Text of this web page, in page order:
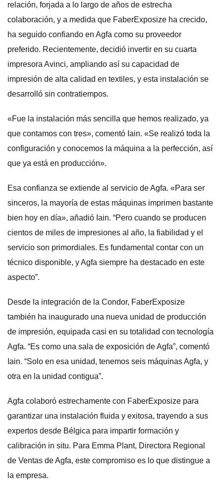
relación, forjada a lo largo de años de estrecha
colaboración, y a medida que FaberExposize ha crecido,
ha seguido confiando en Agfa como su proveedor
preferido. Recientemente, decidió invertir en su cuarta
impresora Avinci, ampliando así su capacidad de
impresión de alta calidad en textiles, y esta instalación se
desarrolló sin contratiempos.
«Fue la instalación más sencilla que hemos realizado, ya
que contamos con tres», comentó Iain. «Se realizó toda la
configuración y conocemos la máquina a la perfección, así
que ya está en producción».
Esa confianza se extiende al servicio de Agfa. «Para ser
sinceros, la mayoría de estas máquinas imprimen bastante
bien hoy en día», añadió Iain. “Pero cuando se producen
cientos de miles de impresiones al año, la fiabilidad y el
servicio son primordiales. Es fundamental contar con un
técnico disponible, y Agfa siempre ha destacado en este
aspecto”.
Desde la integración de la Condor, FaberExposize
también ha inaugurado una nueva unidad de producción
de impresión, equipada casi en su totalidad con tecnología
Agfa. “Es como una sala de exposición de Agfa”, comentó
Iain. “Solo en esa unidad, tenemos seis máquinas Agfa, y
otra en la unidad contigua”.
Agfa colaboró estrechamente con FaberExposize para
garantizar una instalación fluida y exitosa, trayendo a sus
expertos desde Bélgica para impartir formación y
calibración in situ. Para Emma Plant, Directora Regional
de Ventas de Agfa, este compromiso es lo que distingue a
la empresa.